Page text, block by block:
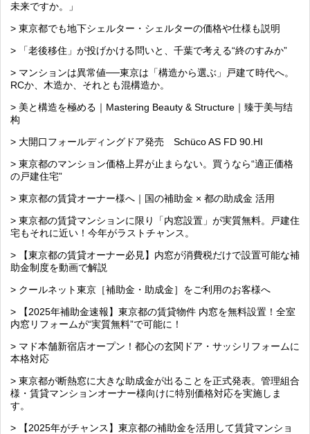
未来ですか。」
> 東京都でも地下シェルター・シェルターの価格や仕様も説明
> 「老後移住」が投げかける問いと、千葉で考える“終のすみか”
> マンションは異常値──東京は「構造から選ぶ」戸建て時代へ。
RCか、木造か、それとも混構造か。
> 美と構造を極める｜Mastering Beauty & Structure｜臻于美与结
构
> 大開口フォールディングドア発売 Schüco AS FD 90.HI
> 東京都のマンション価格上昇が止まらない。買うなら“適正価格
の戸建住宅”
> 東京都の賃貸オーナー様へ｜国の補助金 × 都の助成金 活用
> 東京都の賃貸マンションに限り「内窓設置」が実質無料。戸建住
宅もそれに近い！今年がラストチャンス。
> 【東京都の賃貸オーナー必見】内窓が消費税だけで設置可能な補
助金制度を動画で解説
> クールネット東京［補助金・助成金］をご利用のお客様へ
> 【2025年補助金速報】東京都の賃貸物件 内窓を無料設置！全室
内窓リフォームが“実質無料”で可能に！
> マド本舗新宿店オープン！都心の玄関ドア・サッシリフォームに
本格対応
> 東京都が断熱窓に大きな助成金が出ることを正式発表。管理組合
様・賃貸マンションオーナー様向けに特別価格対応を実施しま
す。
> 【2025年がチャンス】東京都の補助金を活用して賃貸マンショ